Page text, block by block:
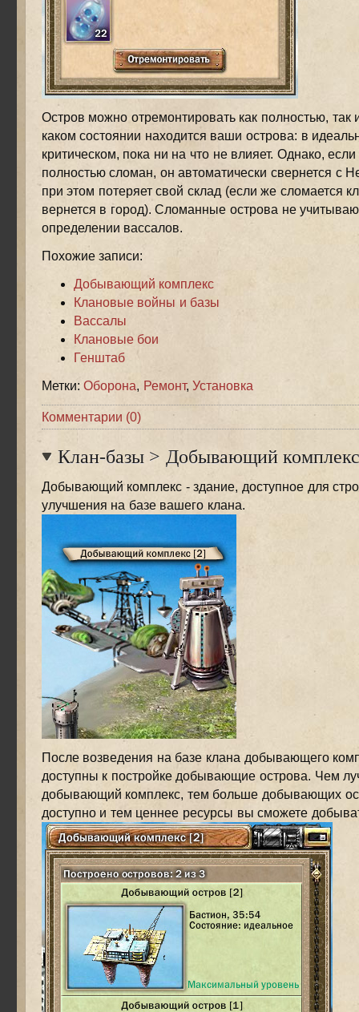
Остров можно отремонтировать как полностью, так
каком состоянии находится ваши острова: в
критическом, пока ни на что не влияет. Однако, если
полностью сломан, он автоматически свернется с
при этом потеряет свой склад (если же сломается
вернется в город). Сломанные острова не
определении вассалов.
Похожие записи:
Добывающий комплекс
Клановые войны и базы
Вассалы
Клановые бои
Генштаб
Метки:Оборона, Ремонт,Установка
Комментарии (0)
Клан-базы> Добывающий
Добывающий комплекс - здание, доступное для
улучшения на базе вашего клана.
После возведения на базе клана добывающего
доступны к постройке добывающие острова. Чем
добывающий комплекс, тем больше добывающих
доступно и тем ценнее ресурсы вы сможете